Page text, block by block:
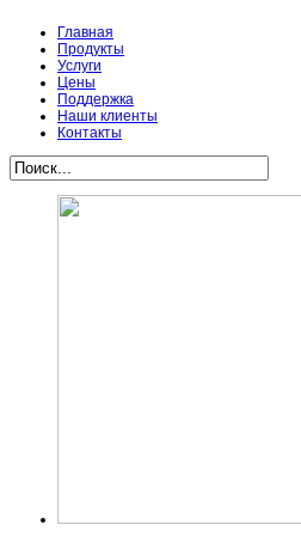
Главная
Продукты
Услуги
Цены
Поддержка
Наши клиенты
Контакты